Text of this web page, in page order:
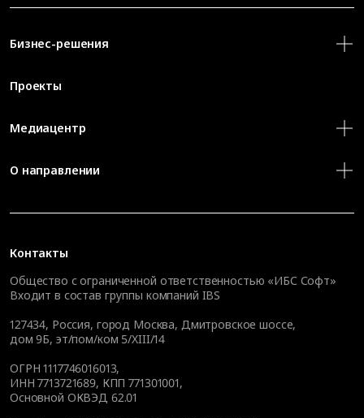
Контакты
Общество с ограниченной ответственностью «ИБС Софт»
Входит в состав группы компаний IBS
127434, Россия, город Москва, Дмитровское шоссе,
дом 9Б, эт/пом/ком 5/XIII/14
ОГРН 1117746016013,
ИНН 7713721689, КПП 771301001,
Основной ОКВЭД 62.01
Бизнес-решения
Проекты
Медиацентр
О направлении